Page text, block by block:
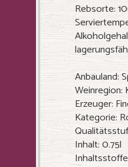
Rebsorte:
Anbauland:
Weinregion:
Erzeuger:
Kategorie:
Inhalt: 0.75l